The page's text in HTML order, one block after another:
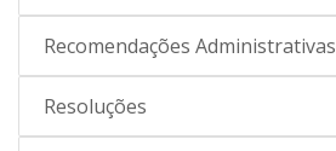
Recomendações Administrativas
Resoluções